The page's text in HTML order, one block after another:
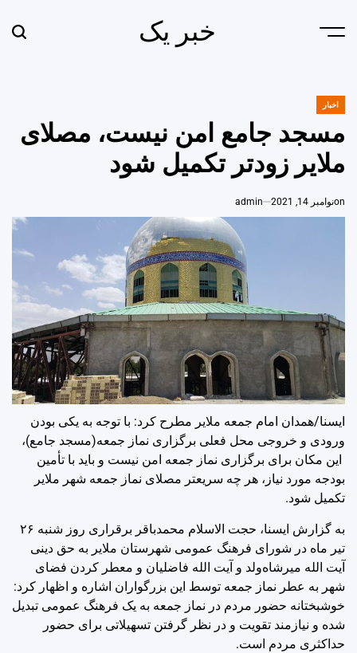
Menu خبر یک
POSTED
اخبار
مسجد جامع امن نیست، مصلای
ملایر زودتر تکمیل شود
onنوامبر 14, 2021 admin
ایسنا/همدان امام جمعه ملایر مطرح کرد: با توجه به یکی بودن
ورودی و خروجی محل فعلی برگزاری نماز جمعه(مسجد جامع)،
این مکان برای برگزاری نماز جمعه امن نیست و باید با تأمین
بودجه مورد نیاز، هر چه سریعتر مصلای نماز جمعه شهر ملایر
تکمیل شود.
به گزارش ایسنا، حجت الاسلام محمدباقر برقراری روز شنبه ۲۶
تیر ماه در شورای فرهنگ عمومی شهرستان ملایر به حق دینی
آیت الله میرشاه‌ولد و آیت الله فاضلیان و معطر کردن فضای
شهر به عطر نماز جمعه توسط این بزرگواران اشاره و اظهار کرد:
خوشبختانه حضور مردم در نماز جمعه به یک فرهنگ عمومی تبدیل
شده و نیازمند تقویت و در نظر گرفتن تسهیلاتی برای حضور
حداکثری مردم است.